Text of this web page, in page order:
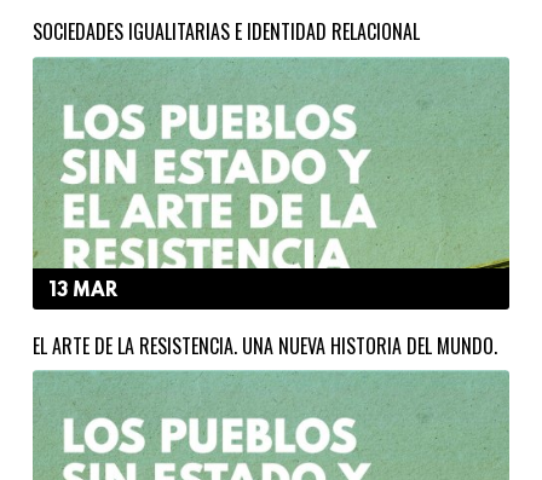
SOCIEDADES IGUALITARIAS E IDENTIDAD RELACIONAL
13 MAR
EL ARTE DE LA RESISTENCIA. UNA NUEVA HISTORIA DEL MUNDO.